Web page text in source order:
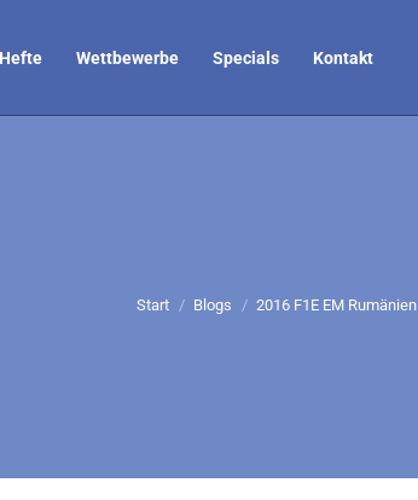
Hefte Wettbewerbe Specials Kontakt
Sie befinden sich hier:
Start Blogs 2016 F1E EM Rumänien